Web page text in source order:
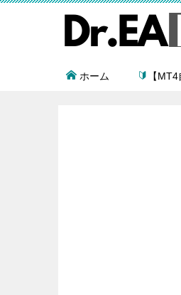
ホーム 【